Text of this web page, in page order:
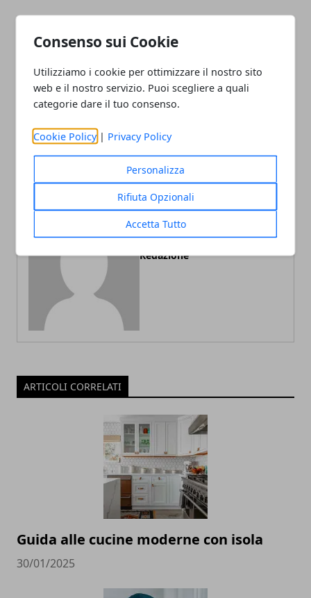
Consenso sui Cookie
Utilizziamo i cookie per ottimizzare il nostro sito
web e il nostro servizio. Puoi scegliere a quali
categorie dare il tuo consenso.
Cookie Policy | Privacy Policy
Personalizza
Rifiuta Opzionali
Accetta Tutto
Articolo Precedente
una casa
Redazione
ARTICOLI CORRELATI
Guida alle cucine moderne con isola
30/01/2025